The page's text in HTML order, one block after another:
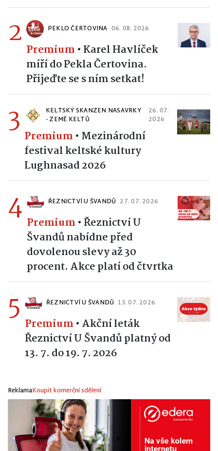
2 PEKLO ČERTOVINA 06. 08. 2026
Premium • Karel Havlíček
míří do Pekla Čertovina.
Přijeďte se s ním setkat!
3
KELTSKÝ SKANZEN NASAVRKY
- ZEMĚ KELTŮ
26. 07.
2026
Premium • Mezinárodní
festival keltské kultury
Lughnasad 2026
4 ŘEZNICTVÍ U ŠVANDŮ 27. 07. 2026
Premium •Řeznictví U
Švandů nabídne před
dovolenou slevy až 30
procent. Akce platí od čtvrtka
5 ŘEZNICTVÍ U ŠVANDŮ 13. 07. 2026
Premium • Akční leták
Řeznictví U Švandů platný od
13. 7. do 19. 7. 2026
ReklamaKoupit komerční sdělení